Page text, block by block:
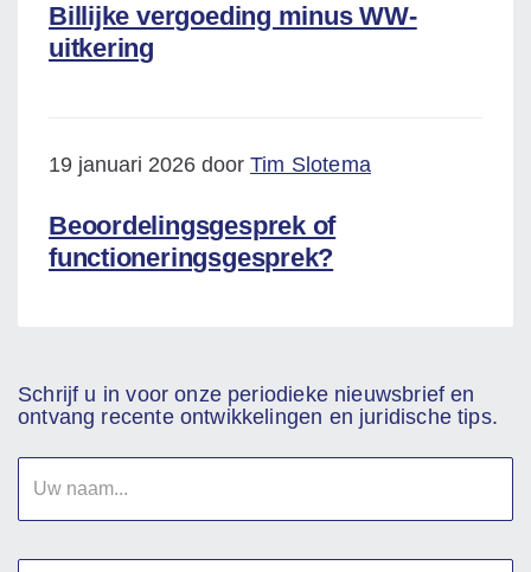
Billijke vergoeding minus WW-
uitkering
19 januari 2026 door Tim Slotema
Beoordelingsgesprek of
functioneringsgesprek?
Schrijf u in voor onze periodieke nieuwsbrief en
ontvang recente ontwikkelingen en juridische tips.